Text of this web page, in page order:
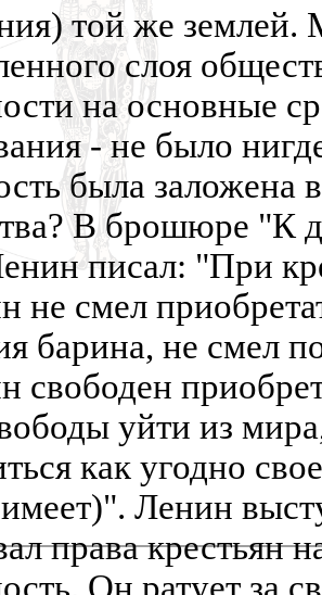
той же землей.
слоя
на основные
- не было
была заложена
В брошюре "К
писал: "При
не смел
барина, не смел
свободен
уйти из
как угодно
Ленин
права крестьян